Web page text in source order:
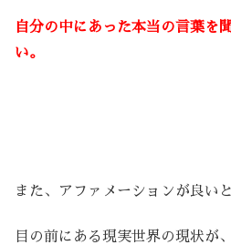
自分の中にあった本当の言葉を
い。
また、アファメーションが良い
目の前にある現実世界の現状が